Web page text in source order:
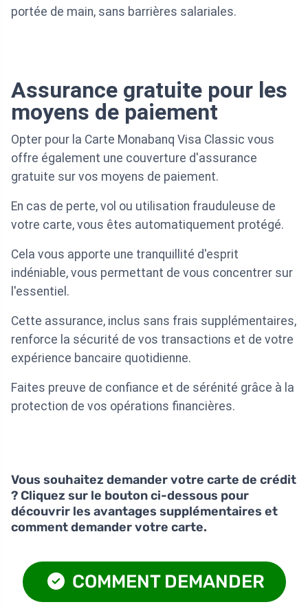
portée de main, sans barrières salariales.
Assurance gratuite pour les
moyens de paiement
Opter pour la Carte Monabanq Visa Classic vous
offre également une couverture d'assurance
gratuite sur vos moyens de paiement.
En cas de perte, vol ou utilisation frauduleuse de
votre carte, vous êtes automatiquement protégé.
Cela vous apporte une tranquillité d'esprit
indéniable, vous permettant de vous concentrer sur
l'essentiel.
Cette assurance, inclus sans frais supplémentaires,
renforce la sécurité de vos transactions et de votre
expérience bancaire quotidienne.
Faites preuve de confiance et de sérénité grâce à la
protection de vos opérations financières.
Vous souhaitez demander votre carte de crédit
? Cliquez sur le bouton ci-dessous pour
découvrir les avantages supplémentaires et
comment demander votre carte.
COMMENT DEMANDER